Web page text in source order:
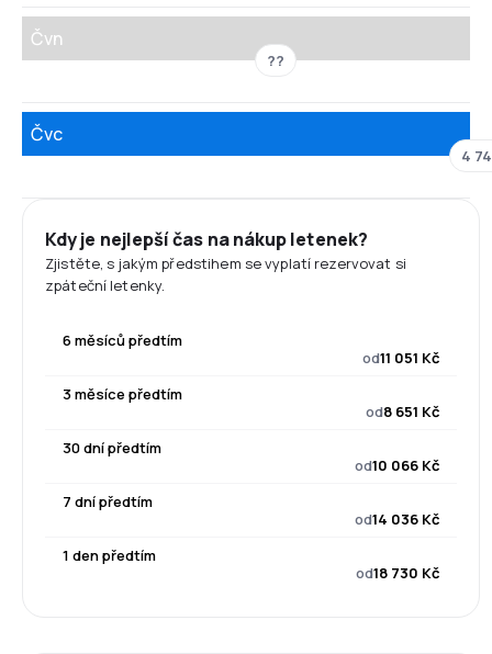
Čvn
??
Čvc
4
Kdy je nejlepší čas na nákup letenek?
Zjistěte, s jakým předstihem se vyplatí rezervovat si
zpáteční letenky.
6 měsíců předtím
od11 051 Kč
3 měsíce předtím
od8 651 Kč
30 dní předtím
od10 066 Kč
7 dní předtím
od14 036 Kč
1 den předtím
od18 730 Kč